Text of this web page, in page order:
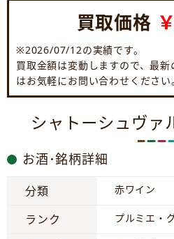
買取価格
※2026/07/12の実績です。
買取金額は変動しますので、最
はお気軽にお問い合わせください
シャトーシュヴァ
お酒･銘柄詳細
分類 赤ワイン
ランク プルミエ・